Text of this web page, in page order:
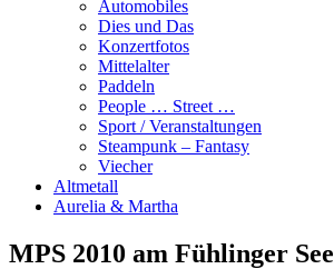
Automobiles
Dies und Das
Konzertfotos
Mittelalter
Paddeln
People … Street …
Sport / Veranstaltungen
Steampunk – Fantasy
Viecher
Altmetall
Aurelia & Martha
MPS 2010 am Fühlinger See